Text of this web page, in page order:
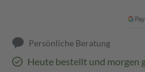
Persönliche Beratung
Heute bestellt und morgen